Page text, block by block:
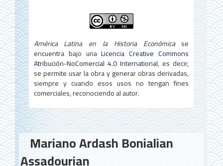
América Latina en la Historia Económicase
encuentra bajo unaLicencia Creative Commons
Atribución-NoComercial 4.0 International, es decir,
se permite usar la obra y generar obras derivadas,
siempre y cuando esos usos no tengan fines
comerciales, reconociendo al autor.
Contenido
principal
Mariano Ardash Bonialian